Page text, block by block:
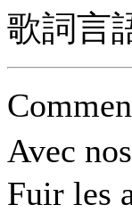
歌詞言
Avec
Fuir les